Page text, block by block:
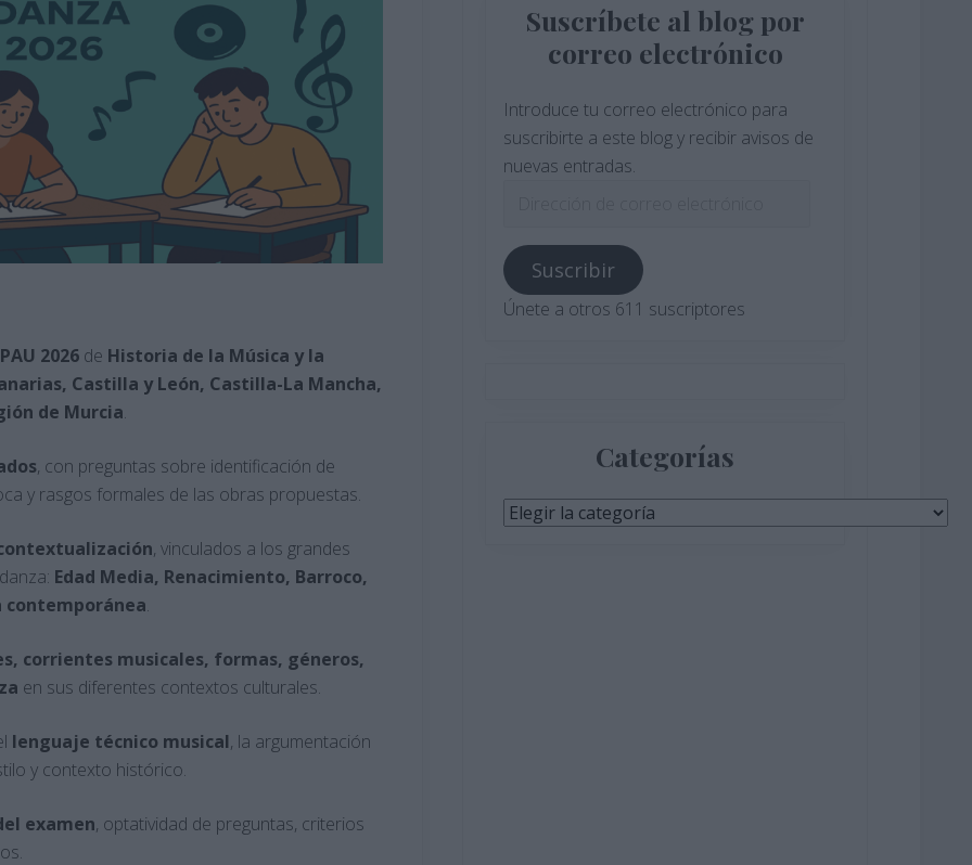
2026 de Historia de la Música y la
Castilla y León, Castilla-La Mancha,
de Murcia.
, con preguntas sobre identificación de
y rasgos formales de las obras propuestas.
, vinculados a los grandes
Edad Media, Renacimiento, Barroco,
contemporánea.
corrientes musicales, formas, géneros,
en sus diferentes contextos culturales.
lenguaje técnico musical, la argumentación
y contexto histórico.
examen, optatividad de preguntas, criterios
Suscríbete al blog por
correo electrónico
Introduce tu correo electrónico para
suscribirte a este blog y recibir avisos de
nuevas entradas.
correo
electrónico
Suscribir
Únete a otros 611 suscriptores
Categorías
Categorías